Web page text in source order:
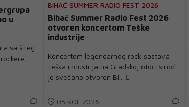
u
sa šireg
BIHAĆ SUMMER RADIO FEST 2026
Bihać Summer Radio Fest 2026
otvoren koncertom Teške
industrije
Koncertom legendarnog rock sastava
Teška industrija na Gradskoj otoci sinoć
je svečano otvoren Bi...
05 KOL 2026